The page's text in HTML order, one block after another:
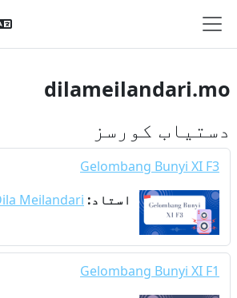
ایک طرفہ پینل
dilameilandari.mo
دستیاب کورسز
Gelombang Bunyi XI F3
استاد: Meilandari
Gelombang Bunyi XI F1